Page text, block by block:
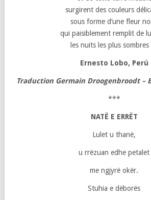
surgirent des couleurs
sous forme d’une fleur
qui paisiblement remplit de
les nuits les plus sombres
Ernesto Lobo, Perú
Traduction Germain Droogenbroodt –
***
NATË E ERRËT
Lulet u thanë,
u rrëzuan edhe petalet
me ngjyrë okër.
Stuhia e dëborës